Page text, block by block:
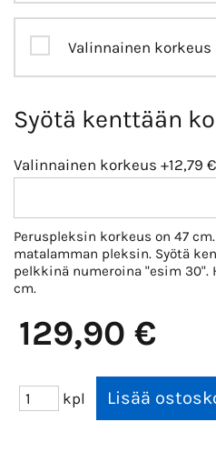
Valinnainen korkeus
Syötä kenttään
Valinnainen korkeus +12,79 €
Peruspleksin korkeus on 47
matalamman pleksin. Syötä
pelkkinä numeroina "esim 30".
cm.
129,90 €
kpl